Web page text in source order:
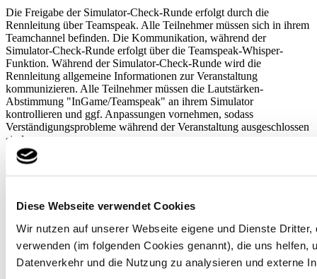
Diese Webseite verwendet Cookies
Wir nutzen auf unserer Webseite eigene und Dienste
verwenden (im folgenden Cookies genannt), die uns helfen,
Datenverkehr und die Nutzung zu analysieren und externe
Die Freigabe der Simulator-Check-Runde erfolgt durch die
Rennleitung über Teamspeak. Alle Teilnehmer müssen sich in ihrem
Teamchannel befinden. Die Kommunikation, während der
Simulator-Check-Runde erfolgt über die Teamspeak-Whisper-
Funktion. Während der Simulator-Check-Runde wird die
Rennleitung allgemeine Informationen zur Veranstaltung
kommunizieren. Alle Teilnehmer müssen die Lautstärken-
Abstimmung "InGame/Teamspeak" an ihrem Simulator
kontrollieren und ggf. Anpassungen vornehmen, sodass
Verständigungsprobleme während der Veranstaltung ausgeschlossen
sind.
Rennleitung und Proteste
werden.
Rückfragen zu Entscheidungen der Rennleitung können bis 15
Minuten nach Rennende im Teamspeak mit der Rennleitung
besprochen werden. Später Anfragen bleiben unbeantwortet!